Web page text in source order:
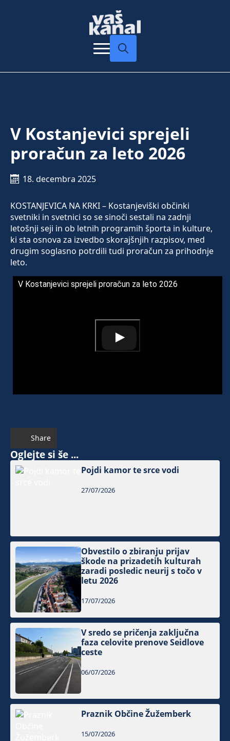
V Kostanjevici sprejeli
proračun za leto 2026
18. decembra 2025
KOSTANJEVICA NA KRKI – Kostanjeviški občinki
svetniki in svetnici so se sinoči sestali na zadnji
letošnji seji in ob letnih programih športa in kulture,
ki sta osnova za izvedbo skorajšnjih razpisov, med
drugim soglasno potrdili tudi proračun za prihodnje
leto.
V Kostanjevici sprejeli proračun za leto 2026
Share
Oglejte si še ...
Pojdi kamor te srce vodi
27/07/2026
Obvestilo o zbiranju prijav
škode na prizadetih kulturah
zaradi posledic neurij s točo v
letu 2026
17/07/2026
V sredo se pričenja zaključna
faza celovite prenove Seidlove
ceste
06/07/2026
Praznik Občine Žužemberk
15/07/2026